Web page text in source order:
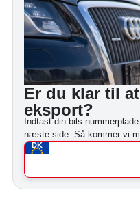
Er du klar til
eksport?
Indtast din bils
næste side. Så kommer vi